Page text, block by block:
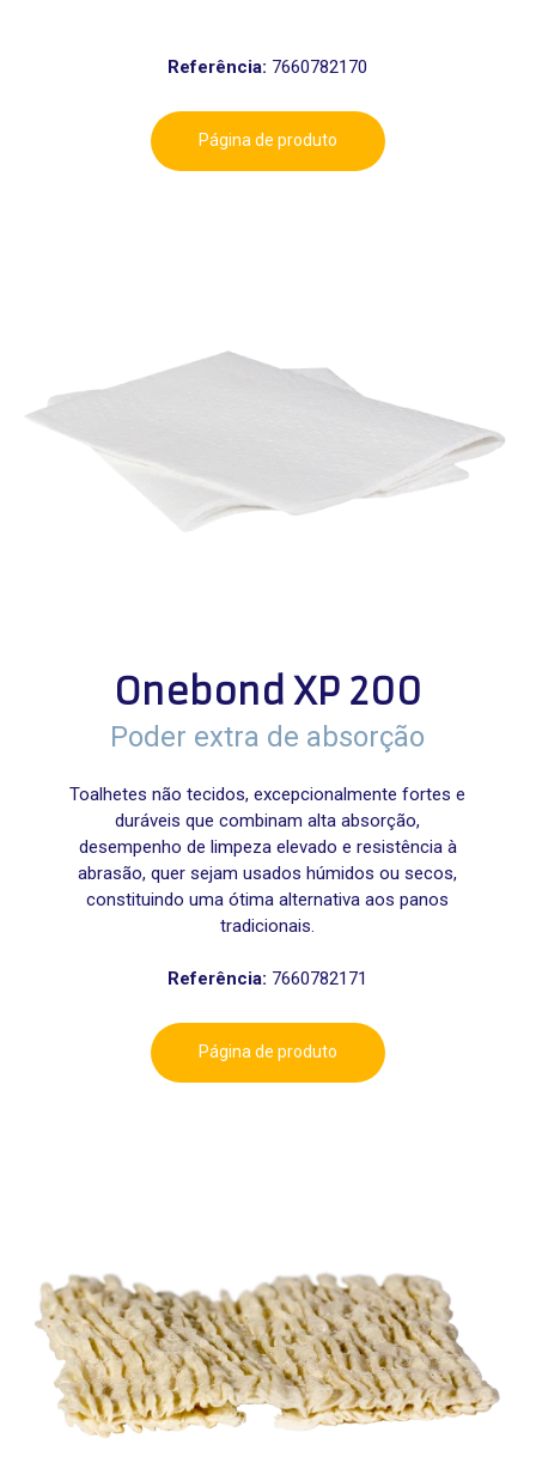
Referência: 7660782170
Página de produto
Onebond XP 200
Poder extra de absorção
Toalhetes não tecidos, excepcionalmente fortes e
duráveis ​​que combinam alta absorção,
desempenho de limpeza elevado e resistência à
abrasão, quer sejam usados ​​húmidos ou secos,
constituindo uma ótima alternativa aos panos
tradicionais.
Referência: 7660782171
Página de produto